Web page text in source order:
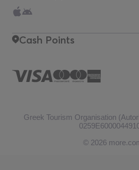
Cash Points
Greek Tourism Organisation
© 2026